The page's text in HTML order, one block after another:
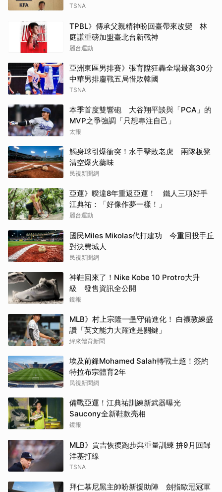
TSNA
TPBL》傳承父親精神盼回臺帶來改變 林
庭謙重磅加盟臺北台新戰神
麗台運動
亞洲東區男排賽》張育陞狂轟全場最高30分
中華男排鏖戰五局惜敗韓國
TSNA
本季首度雙響砲 大谷翔平談與「PCA」的
MVP之爭強調「只想專注自己」
太報
觸身球引爆衝突！水手擊敗老虎 兩隊板凳
清空爆火藥味
民視新聞網
亞運》暌違8年重返亞運！ 鐵人三項好手
江典祐：「好像作夢一樣！」
麗台運動
國民Miles Mikolas代打建功 今重回投手丘
對決費城人
民視新聞網
神鞋回來了！Nike Kobe 10 Protro大升
級 發售資訊全公開
鏡報
MLB》村上宗隆一壘守備進化！ 白襪教練盛
讚「英文能力大躍進是關鍵」
緯來體育新聞
埃及前鋒Mohamed Salah轉戰土超！簽約
特拉布宗體育2年
民視新聞網
備戰亞運！江典祐訓練新武器曝光
Saucony全新鞋款亮相
鏡報
MLB》賈吉恢復跑步與重量訓練 拚9月回歸
洋基打線
TSNA
拜仁慕尼黑主帥盼新援助陣 劍指歐冠冠軍